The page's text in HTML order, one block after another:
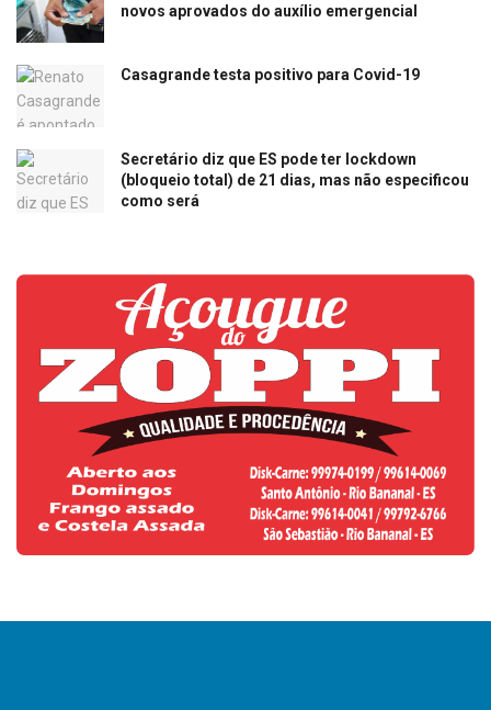
novos aprovados do auxílio emergencial
Casagrande testa positivo para Covid-19
Secretário diz que ES pode ter lockdown
(bloqueio total) de 21 dias, mas não especificou
como será